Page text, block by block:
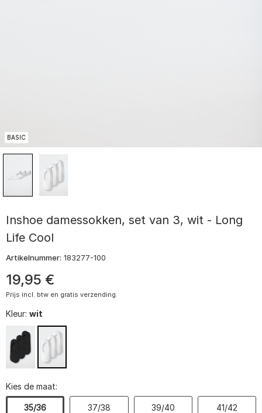
BASIC
Inshoe damessokken, set van 3, wit - Long
Life Cool
Artikelnummer: 183277-100
19,95 €
Prijs incl. btw en gratis verzending.
Kleur: wit
Kies de maat:
35/36 37/38 39/40 41/42